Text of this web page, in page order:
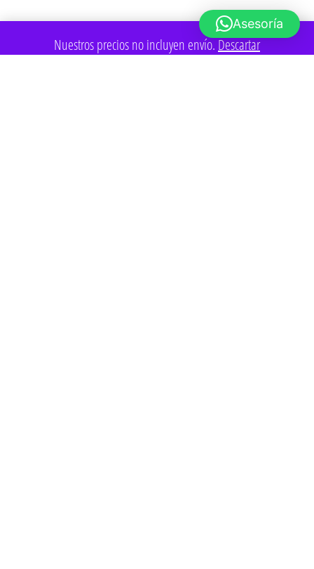
Nuestros precios no incluyen envío. Descartar
Asesoría